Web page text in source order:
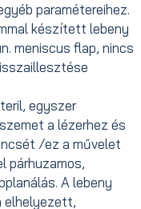
paramétereihez.
készített lebeny
meniscus flap, nincs
egyszer
a lézerhez és
/ez a művelet
párhuzamos,
A lebeny
elhelyezett,